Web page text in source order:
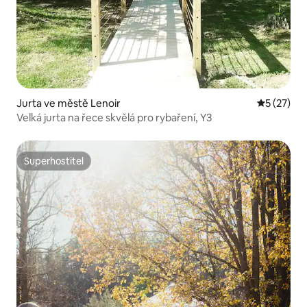
Jurta ve městě Lenoir Průměrné
5 (27)
Velká jurta na řece skvělá pro rybaření, Y3
Superhostitel
Superhostitel